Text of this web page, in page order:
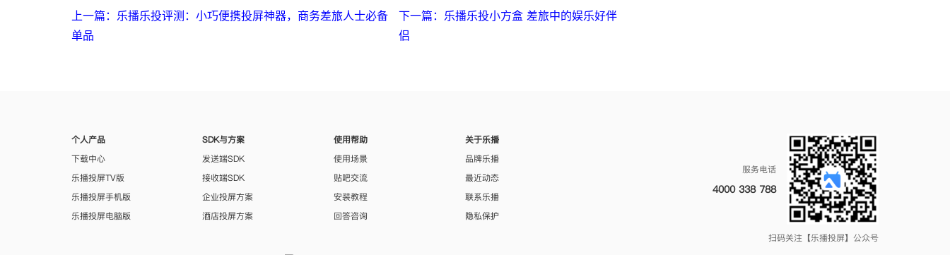
上一篇：乐播乐投评测：小巧便携投屏神器，商务差旅人士必备
单品
下一篇：乐播乐投小方盒 差旅中的娱乐好伴
侣
个人产品
下载中心
乐播投屏TV版
乐播投屏手机版
乐播投屏电脑版
SDK与方案
发送端SDK
接收端SDK
企业投屏方案
酒店投屏方案
使用帮助
使用场景
贴吧交流
安装教程
回答咨询
关于乐播
品牌乐播
最近动态
联系乐播
隐私保护
服务电话
4000 338 788
扫码关注【乐播投屏】公众号